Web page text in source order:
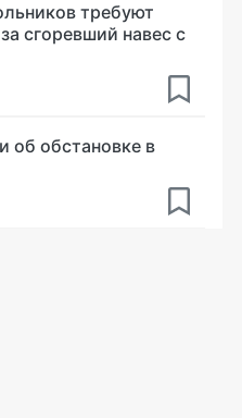
требуют
сгоревший навес с
об обстановке в